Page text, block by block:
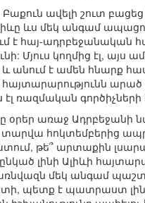
ավելի շուտ
ևս մեկ անգամ
է հայ-ադրբեջանական
Մյուս կողմից էլ, այս
և անում է ամեն հնարք
ռազմական
օրեր առաջ
տարվա հոկտեմբերից
թե՞ արտաքին
լինի Ալիևի
առնվազն մեկ անգամ
պետք է պատրաստ